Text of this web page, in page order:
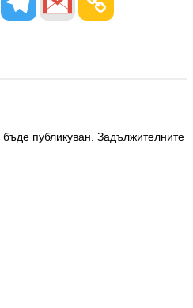
публикуван. Задължителните